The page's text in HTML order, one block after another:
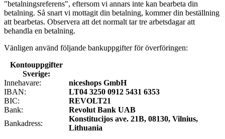
"betalningsreferens", eftersom vi annars inte kan bearbeta din
betalning. Så snart vi mottagit din betalning, kommer din beställning
att bearbetas. Observera att det normalt tar tre arbetsdagar att
behandla en betalning.
Vänligen använd följande bankuppgifter för överföringen:
Kontouppgifter
Sverige:
Innehavare:
niceshops GmbH
IBAN:
LT04 3250 0912 5431 6353
BIC:
REVOLT21
Bank:
Revolut Bank UAB
Bankadress:
Konstitucijos ave. 21B, 08130, Vilnius,
Lithuania